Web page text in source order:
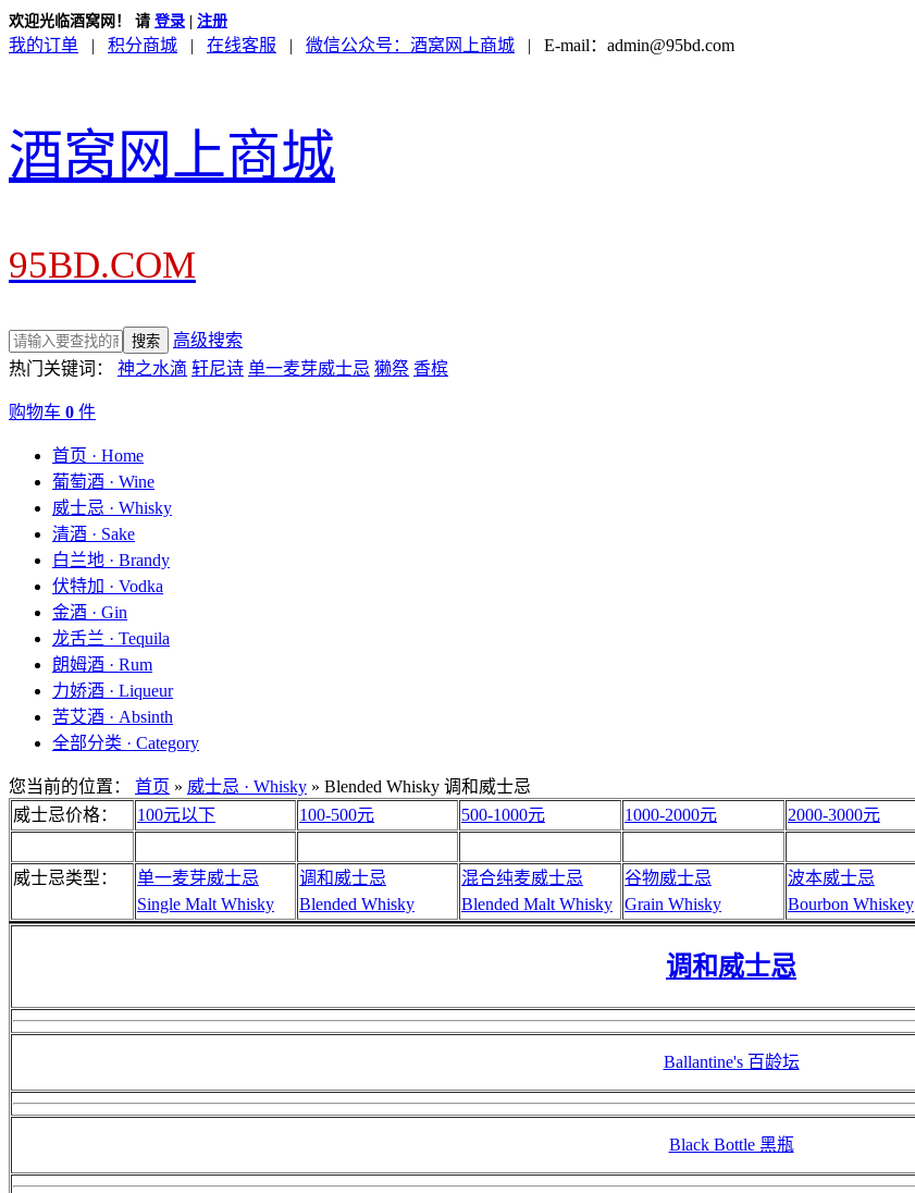
欢迎光临酒窝网！ 请 登录 注册
我的订单 | 积分商城 | 在线客服 | 微信公众号：酒窝网上商城 | E-mail：admin@95bd.com
酒窝网上商城
95BD.COM
高级搜索
热门关键词： 神之水滴 轩尼诗 单一麦芽威士忌 獭祭 香槟
购物车 0 件
首页 · Home
葡萄酒 · Wine
威士忌 · Whisky
清酒 · Sake
白兰地 · Brandy
伏特加 · Vodka
金酒 · Gin
龙舌兰 · Tequila
朗姆酒 · Rum
力娇酒 · Liqueur
苦艾酒 · Absinth
全部分类 · Category
您当前的位置： 首页 » 威士忌 · Whisky » Blended Whisky 调和威士忌
威士忌价格：
100元以下 100-500元 500-1000元 1000-2000元 2000-3000元
威士忌类型：
单一麦芽威士忌
Single Malt Whisky
调和威士忌
Blended Whisky
混合纯麦威士忌
Blended Malt Whisky
谷物威士忌
Grain Whisky
波本威士忌
Bourbon Whiskey
调和威士忌
Ballantine's 百龄坛
Black Bottle 黑瓶